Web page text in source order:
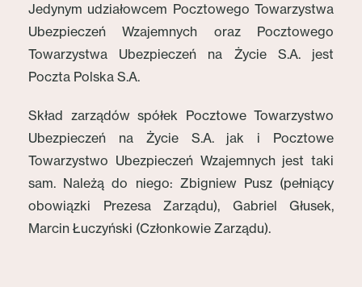
Jedynym udziałowcem Pocztowego Towarzystwa
Ubezpieczeń Wzajemnych oraz Pocztowego
Towarzystwa Ubezpieczeń na Życie S.A. jest
Poczta Polska S.A.
Skład zarządów spółek Pocztowe Towarzystwo
Ubezpieczeń na Życie S.A. jak i Pocztowe
Towarzystwo Ubezpieczeń Wzajemnych jest taki
sam. Należą do niego: Zbigniew Pusz (pełniący
obowiązki Prezesa Zarządu), Gabriel Głusek,
Marcin Łuczyński (Członkowie Zarządu).